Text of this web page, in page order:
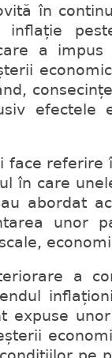
în
a impus
efectele
face referire
în care
abordat
unor
a
expuse